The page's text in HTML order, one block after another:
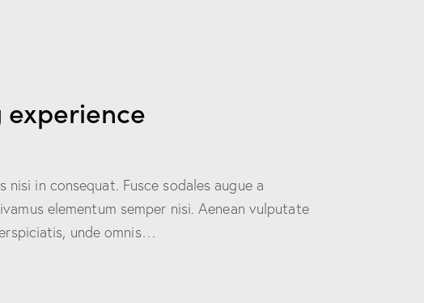
in consequat. Fusce sodales augue a
elementum semper nisi. Aenean vulputate
unde omnis…